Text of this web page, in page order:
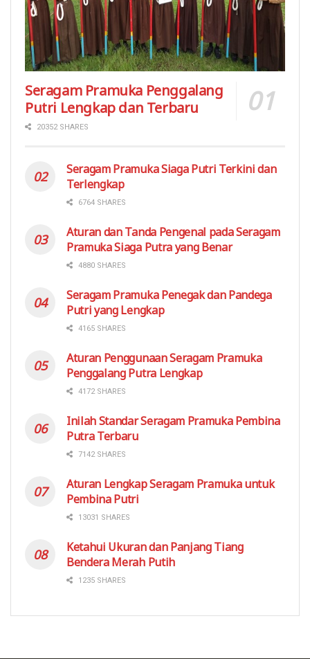
Seragam Pramuka Penggalang
Putri Lengkap dan Terbaru
20352 SHARES
Seragam Pramuka Siaga Putri Terkini dan
Terlengkap
6764 SHARES
Aturan dan Tanda Pengenal pada Seragam
Pramuka Siaga Putra yang Benar
4880 SHARES
Seragam Pramuka Penegak dan Pandega
Putri yang Lengkap
4165 SHARES
Aturan Penggunaan Seragam Pramuka
Penggalang Putra Lengkap
4172 SHARES
Inilah Standar Seragam Pramuka Pembina
Putra Terbaru
7142 SHARES
Aturan Lengkap Seragam Pramuka untuk
Pembina Putri
13031 SHARES
Ketahui Ukuran dan Panjang Tiang
Bendera Merah Putih
1235 SHARES